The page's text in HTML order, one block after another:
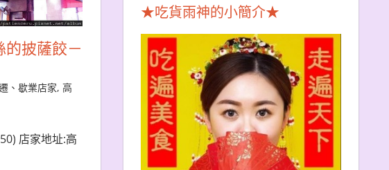
的披薩餃－
、歇業店家, 高
店家地址:高
★吃貨雨神的小簡介★